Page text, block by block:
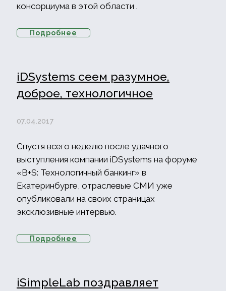
консорциума в этой области .
Подробнее
iDSystems сеем разумное,
доброе, технологичное
07.04.2017
Спустя всего неделю после удачного
выступления компании iDSystems на форуме
«B+S: Технологичный банкинг» в
Екатеринбурге, отраслевые СМИ уже
опубликовали на своих страницах
эксклюзивные интервью.
Подробнее
iSimpleLab поздравляет